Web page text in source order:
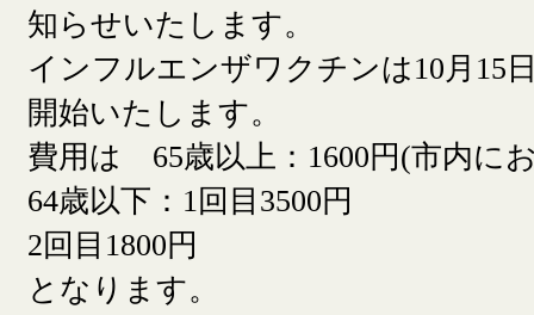
知らせいたします。
インフルエンザワクチンは10月15
開始いたします。
費用は 65歳以上：1600円(市内に
64歳以下：1回目3500円
2回目1800円
となります。